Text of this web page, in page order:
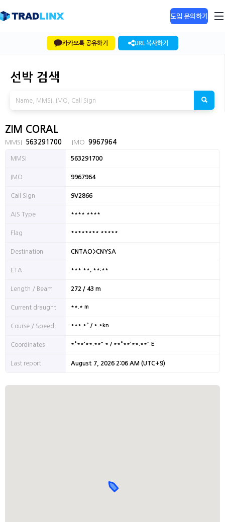
도입 문의하기
카카오톡 공유하기 URL 복사하기
선박 검색
ZIM CORAL
MMSI 563291700 IMO 9967964
MMSI 563291700
IMO 9967964
Call Sign 9V2866
AIS Type **** ****
Flag ******** *****
Destination CNTAO>CNYSA
ETA *** **, **:**
Length / Beam 272 / 43 m
Current draught **.* m
Course / Speed ***.*° / *.*kn
Coordinates *°**'**.**" * / **°**'**.**" E
Last report August 7, 2026 2:06 AM (UTC+9)